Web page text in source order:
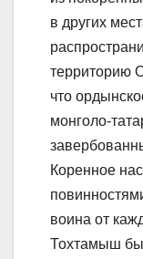
в других
территорию
что
монголо-
Коренное
воина от
Тохтамыш